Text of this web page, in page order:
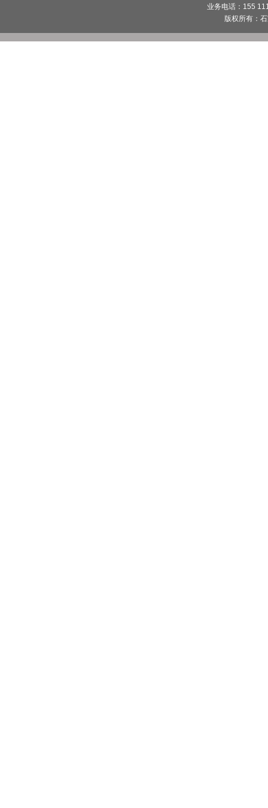
业务电话：155
版权所有：